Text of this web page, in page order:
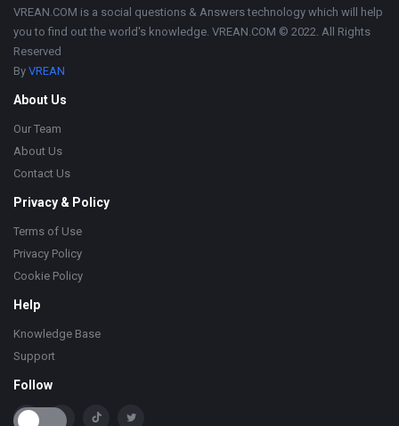
VREAN.COM is a social questions & Answers technology which will help
you to find out the world's knowledge. VREAN.COM © 2022. All Rights
Reserved
By VREAN
About Us
Our Team
About Us
Contact Us
Privacy & Policy
Terms of Use
Privacy Policy
Cookie Policy
Help
Knowledge Base
Support
Follow